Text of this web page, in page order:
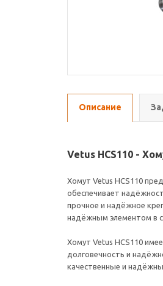
Описание
Vetus HCS110 -
Хомут Vetus HCS110
обеспечивает
прочное и надёжное
надёжным элементом в
Хомут Vetus HCS110
долговечность и
качественные и